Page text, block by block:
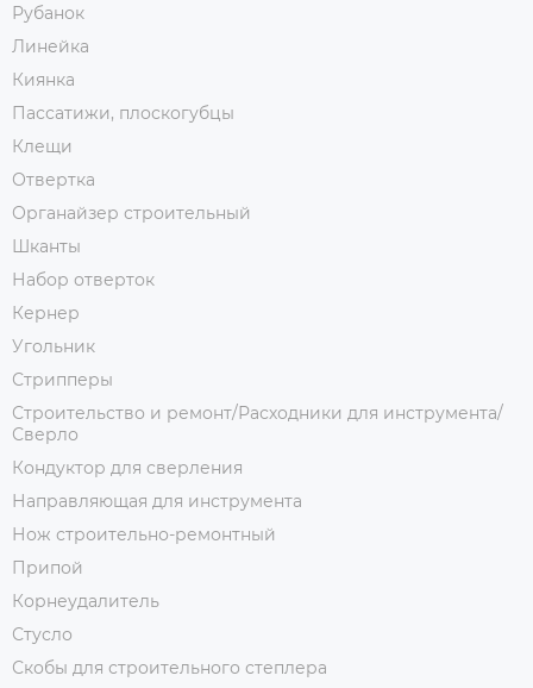
Рубанок
Линейка
Киянка
Пассатижи, плоскогубцы
Клещи
Отвертка
Органайзер строительный
Шканты
Набор отверток
Кернер
Угольник
Стрипперы
Строительство и ремонт/Расходники для инструмента/
Сверло
Кондуктор для сверления
Направляющая для инструмента
Нож строительно-ремонтный
Припой
Корнеудалитель
Стусло
Скобы для строительного степлера